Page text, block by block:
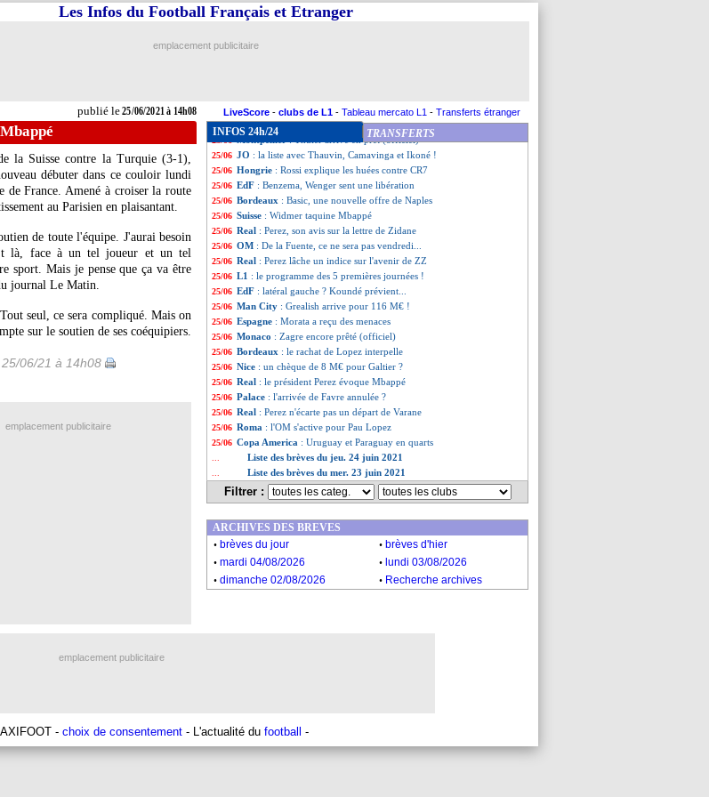
publié le25/06/2021 à 14h08
Les Infos du Football Français et Etranger
emplacement publicitaire
LiveScore - clubs de L1 - Tableau mercato L1 - Transferts étranger
la Suisse contre la Turquie (3-1),
débuter dans ce couloir lundi
de France. Amené à croiser la route
au Parisien en plaisantant.
de toute l'équipe. J'aurai besoin
là, face à un tel joueur et un tel
sport. Mais je pense que ça va être
journal Le Matin.
seul, ce sera compliqué. Mais on
sur le soutien de ses coéquipiers.
06/21 à 14h08
INFOS 24h/24 TRANSFERTS
25/06 EdF: Silvestre pointe le problème de Pogba
25/06 Monaco : la rumeur Boateng démentie
25/06 Strasbourg
25/06 Benfica : ça se précise pour Nzonzi !
25/06 OM: offre formulée pour Lirola
: Thuler arrive en prêt (officiel)
25/06 JO : la liste avec Thauvin, Camavinga et Ikoné !
25/06 Hongrie : Rossi explique les huées contre CR7
25/06 EdF : Benzema, Wenger sent une libération
25/06 Bordeaux : Basic, une nouvelle offre de Naples
25/06 Suisse : Widmer taquine Mbappé
25/06 Real : Perez, son avis sur la lettre de Zidane
25/06 OM : De la Fuente, ce ne sera pas vendredi...
25/06 Real : Perez lâche un indice sur l'avenir de ZZ
25/06 L1 : le programme des 5 premières journées !
25/06 EdF : latéral gauche ? Koundé prévient...
25/06 Man City : Grealish arrive pour 116 M€ !
25/06 Espagne : Morata a reçu des menaces
25/06 Monaco : Zagre encore prêté (officiel)
25/06 Bordeaux : le rachat de Lopez interpelle
25/06 Nice : un chèque de 8 M€ pour Galtier ?
25/06 Real : le président Perez évoque Mbappé
25/06 Palace : l'arrivée de Favre annulée ?
25/06 Real : Perez n'écarte pas un départ de Varane
25/06 Roma : l'OM s'active pour Pau Lopez
25/06 Copa America : Uruguay et Paraguay en quarts
Liste des brèves du jeu. 24 juin 2021
Liste des brèves du mer. 23 juin 2021
Filtrer :
emplacement publicitaire
ARCHIVES DES BREVES
. brèves du jour . brèves d'hier
. mardi 04/08/2026 . lundi 03/08/2026
. dimanche 02/08/2026 . Recherche archives
emplacement publicitaire
- choix de consentement - L'actualité du football -